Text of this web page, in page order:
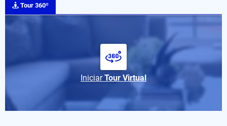
Tour 360º
IniciarTour Virtual